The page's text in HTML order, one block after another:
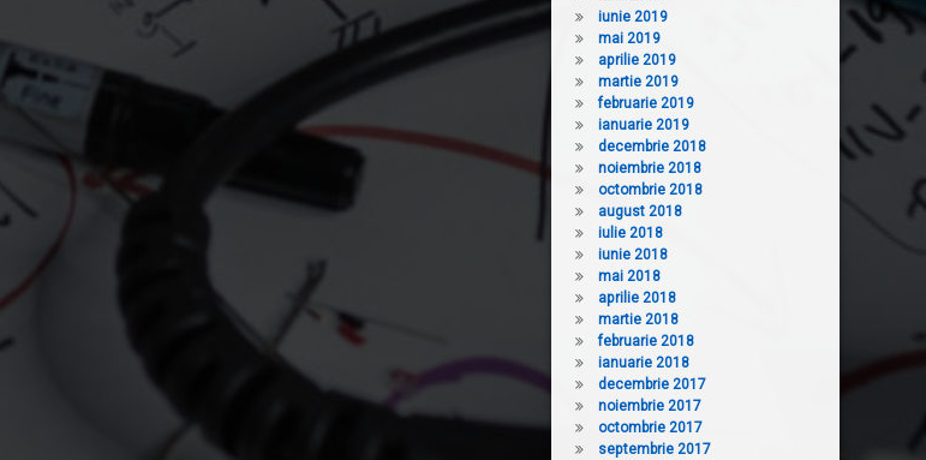
iunie 2019
mai 2019
aprilie 2019
martie 2019
februarie 2019
ianuarie 2019
decembrie 2018
noiembrie 2018
octombrie 2018
august 2018
iulie 2018
iunie 2018
mai 2018
aprilie 2018
martie 2018
februarie 2018
ianuarie 2018
decembrie 2017
noiembrie 2017
octombrie 2017
septembrie 2017